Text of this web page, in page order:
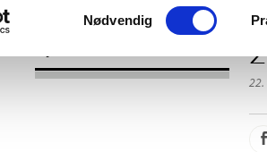
Samtykkevalg
Nødvendig